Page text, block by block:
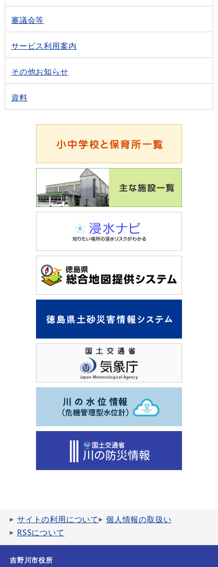
審議会等
サービス利用案内
その他お知らせ
資料
サイトの利用について
個人情報の取扱い
RSSについて
吉野川市役所